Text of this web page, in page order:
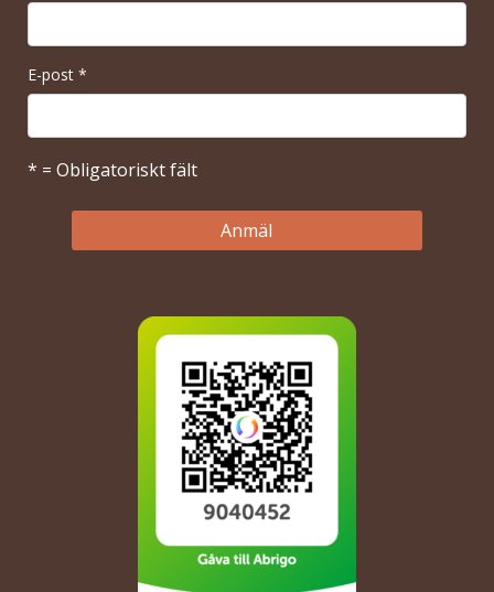
E-post *
* = Obligatoriskt fält